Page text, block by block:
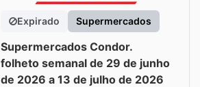
Expirado Supermercados
Supermercados Condor.
folheto semanal de 29 de junho
de 2026 a 13 de julho de 2026